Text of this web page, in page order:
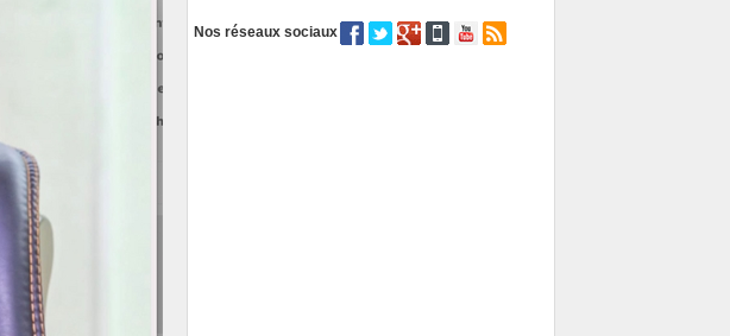
Nos réseaux sociaux